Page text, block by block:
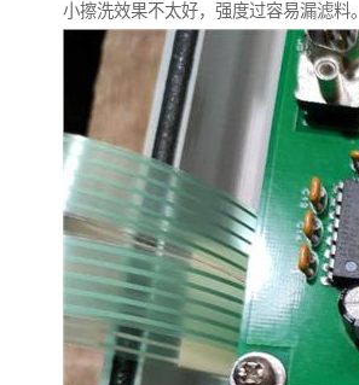
小擦洗效果不太好，强度过容易漏滤料。